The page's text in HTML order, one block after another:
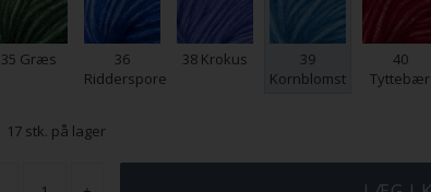
35 Græs
36
Ridderspore
38 Krokus
39
Kornblomst
40
Tyttebær
17 stk. på lager